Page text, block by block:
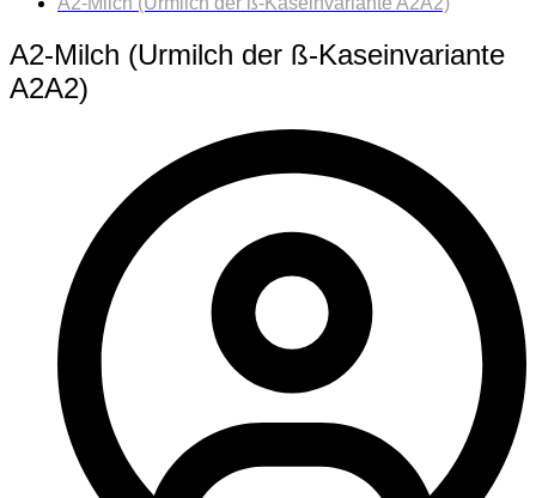
A2-Milch (Urmilch der ß-Kaseinvariante
A2A2)